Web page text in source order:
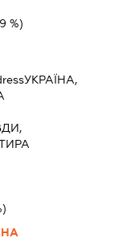
%)
УКРАЇНА,